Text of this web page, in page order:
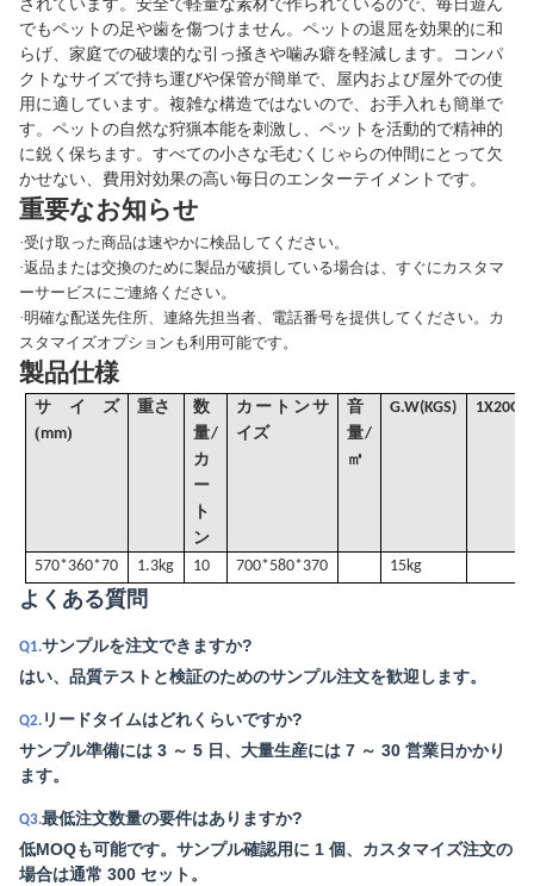
でもペットの足や歯を傷つけません。ペットの退屈を効果的に和
らげ、家庭での破壊的な引っ掻きや噛み癖を軽減します。コンパ
クトなサイズで持ち運びや保管が簡単で、屋内および屋外での使
用に適しています。複雑な構造ではないので、お手入れも簡単で
す。ペットの自然な狩猟本能を刺激し、ペットを活動的で精神的
に鋭く保ちます。すべての小さな毛むくじゃらの仲間にとって欠
かせない、費用対効果の高い毎日のエンターテイメントです。
重要なお知らせ
·受け取った商品は速やかに検品してください。
·返品または交換のために製品が破損している場合は、すぐにカスタマ
ーサービスにご連絡ください。
·明確な配送先住所、連絡先担当者、電話番号を提供してください。カ
スタマイズオプションも利用可能です。
製品仕様
サイズ
(mm)
重さ
数
量/
カ
ー
ト
ン
カートンサ
イズ
音
量/
㎥
G.W(KGS) 1X20GP
570*360*70 1.3kg 10 700*580*370 15kg
よくある質問
Q1.サンプルを注文できますか?
はい、品質テストと検証のためのサンプル注文を歓迎します。
Q2. リードタイムはどれくらいですか?
サンプル準備には 3 ～ 5 日、大量生産には 7 ～ 30 営業日かかり
ます。
Q3.最低注文数量の要件はありますか?
低MOQも可能です。サンプル確認用に 1 個、カスタマイズ注文の
場合は通常 300 セット。